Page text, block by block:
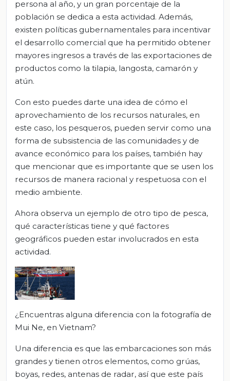
persona al año, y un gran porcentaje de la
población se dedica a esta actividad. Además,
existen políticas gubernamentales para incentivar
el desarrollo comercial que ha permitido obtener
mayores ingresos a través de las exportaciones de
productos como la tilapia, langosta, camarón y
atún.
Con esto puedes darte una idea de cómo el
aprovechamiento de los recursos naturales, en
este caso, los pesqueros, pueden servir como una
forma de subsistencia de las comunidades y de
avance económico para los países, también hay
que mencionar que es importante que se usen los
recursos de manera racional y respetuosa con el
medio ambiente.
Ahora observa un ejemplo de otro tipo de pesca,
qué características tiene y qué factores
geográficos pueden estar involucrados en esta
actividad.
¿Encuentras alguna diferencia con la fotografía de
Mui Ne, en Vietnam?
Una diferencia es que las embarcaciones son más
grandes y tienen otros elementos, como grúas,
boyas, redes, antenas de radar, así que este país